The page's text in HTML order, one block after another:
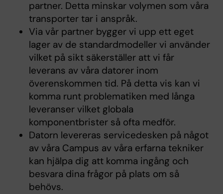
partner. Detta minskar volymen som våra
transporter tar i anspråk.
Via vår partner bygger vi upp ett eget
lager av de standardmodeller vi använder
vilket på sikt säkerställer att vi får
leverans av våra datorer inom
överenskommen tid. På detta vis kan vi
komma runt problematiken med långa
leveranser vilket globala
komponentbrister så ofta medför.
Datorn levereras servicedesken på något
av våra Campus av våra erfarna tekniker
kan hjälpa dig att komma ingång och
besvara dina frågor på plats om så
behövs.